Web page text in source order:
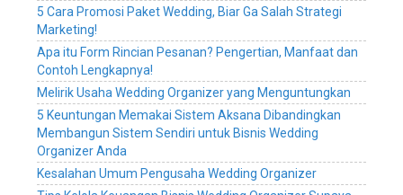
5 Cara Promosi Paket Wedding, Biar Ga Salah Strategi
Marketing!
Apa itu Form Rincian Pesanan? Pengertian, Manfaat dan
Contoh Lengkapnya!
Melirik Usaha Wedding Organizer yang Menguntungkan
5 Keuntungan Memakai Sistem Aksana Dibandingkan
Membangun Sistem Sendiri untuk Bisnis Wedding
Organizer Anda
Kesalahan Umum Pengusaha Wedding Organizer
perusahaan
wedding
planner,
manajemen
wedding
organizer,
sistem
manajemen